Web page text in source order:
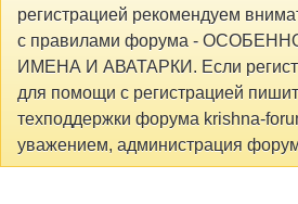
регистрацией рекомендуем
с правилами форума -
ИМЕНА И АВАТАРКИ. Если
для помощи с регистрацией
техподдержки форума krishna-
уважением, администрация